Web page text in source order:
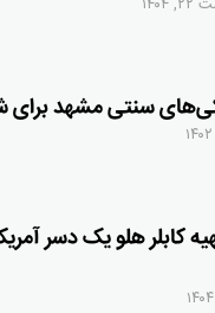
سنتی مشهد برای
کابلر هلو یک دسر